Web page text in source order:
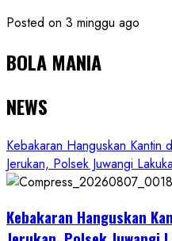
Posted on 3 minggu ago
BOLA MANIA
NEWS
Kebakaran Hanguskan
Jerukan, Polsek Juwangi
Kebakaran Hanguskan